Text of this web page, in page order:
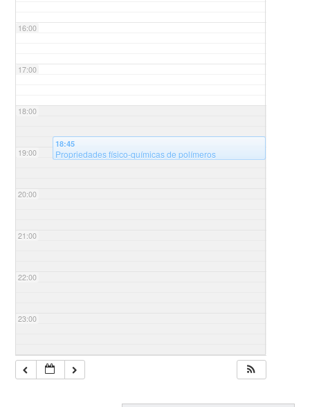
16:00
17:00
18:00
19:00
20:00
21:00
22:00
23:00
18:45
Propriedades físico-químicas de polímeros